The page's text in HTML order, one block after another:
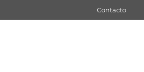
Contacto